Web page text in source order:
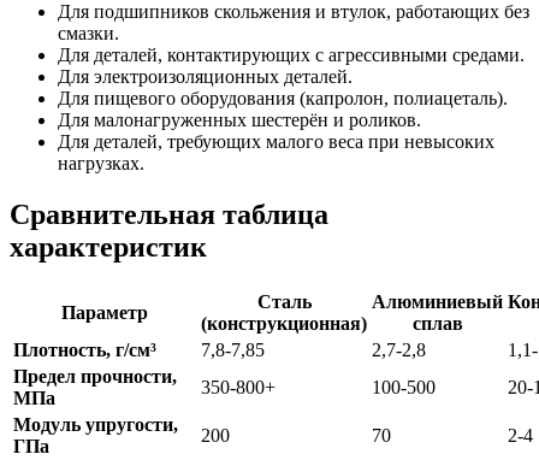
Для подшипников скольжения и втулок, работающих без
смазки.
Для деталей, контактирующих с агрессивными средами.
Для электроизоляционных деталей.
Для пищевого оборудования (капролон, полиацеталь).
Для малонагруженных шестерён и роликов.
Для деталей, требующих малого веса при невысоких
нагрузках.
Сравнительная таблица
характеристик
Параметр
Сталь
(конструкционная)
Алюминиевый
сплав
Плотность, г/см³ 7,8-7,85 2,7-2,8
Предел прочности,
МПа
350-800+ 100-500
20-
Модуль упругости,
ГПа
200 70
2-4